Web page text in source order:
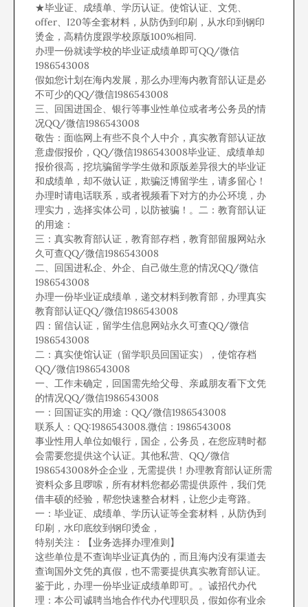
★毕业证、成绩单、学历认证。使馆认证、文凭、
offer、I20等全套材料，从防伪到印刷，从水印到钢印
烫金，高精仿度跟学校原版100%相同.
办理一份就读学校的毕业证成绩单即可QQ/微信
1986543008
假如您计划在海内发展，那么办理海内教育部认证是必
不可少的QQ/微信1986543008
三、回国进国企、银行等事业性单位或者考公务员的情
况QQ/微信1986543008
敬告：面临网上有些不良个人中介，真实教育部认证故
意虚假报价，QQ/微信1986543008毕业证、成绩单却
报价很高，挖坑骗留学学生做和原版差异很大的毕业证
和成绩单，却不做认证，欺骗泛博留学生，请多留心！
办理时请电话联系，或者视频看下对方的办公环境，办
理实力，选择实体公司，以防被骗！。二：教育部认证
的用途：
三：真实教育部认证，教育部存档，教育部留服网站永
久可查QQ/微信1986543008
二、回国进私企、外企、自己做生意的情况QQ/微信
1986543008
办理一份毕业证成绩单，递交材料到教育部，办理真实
教育部认证QQ/微信1986543008
四：留信认证，留学生信息网站永久可查QQ/微信
1986543008
二：真实使馆认证（留学职员回国证实），使馆存档
QQ/微信1986543008
一、工作未确定，回国需先给父母、亲戚朋友看下文凭
的情况QQ/微信1986543008
一：回国证实的用途：QQ/微信1986543008
联系人：QQ:1986543008.微信：1986543008
事业性用人单位如银行，国企，公务员，在您应聘时都
会需要您提供这个认证。其他私营、QQ/微信
1986543008外企企业，无需提供！办理教育部认证所需
资料众多且啰嗦，所有材料您都必需提供原件，我们凭
借丰硕的经验，帮您快速整合材料，让您少走弯路。
一：毕业证、成绩单、学历认证等全套材料，从防伪到
印刷，水印底纹到钢印烫金，
特别关注：【业务选择办理准则】
这些单位是不查询毕业证真伪的，而且海内没有渠道去
查询国外文凭的真假，也不需要提供真实教育部认证。
鉴于此，办理一份毕业证成绩单即可。。诚招代办代
理：本公司诚聘当地合作代办代理职员，假如你有业余